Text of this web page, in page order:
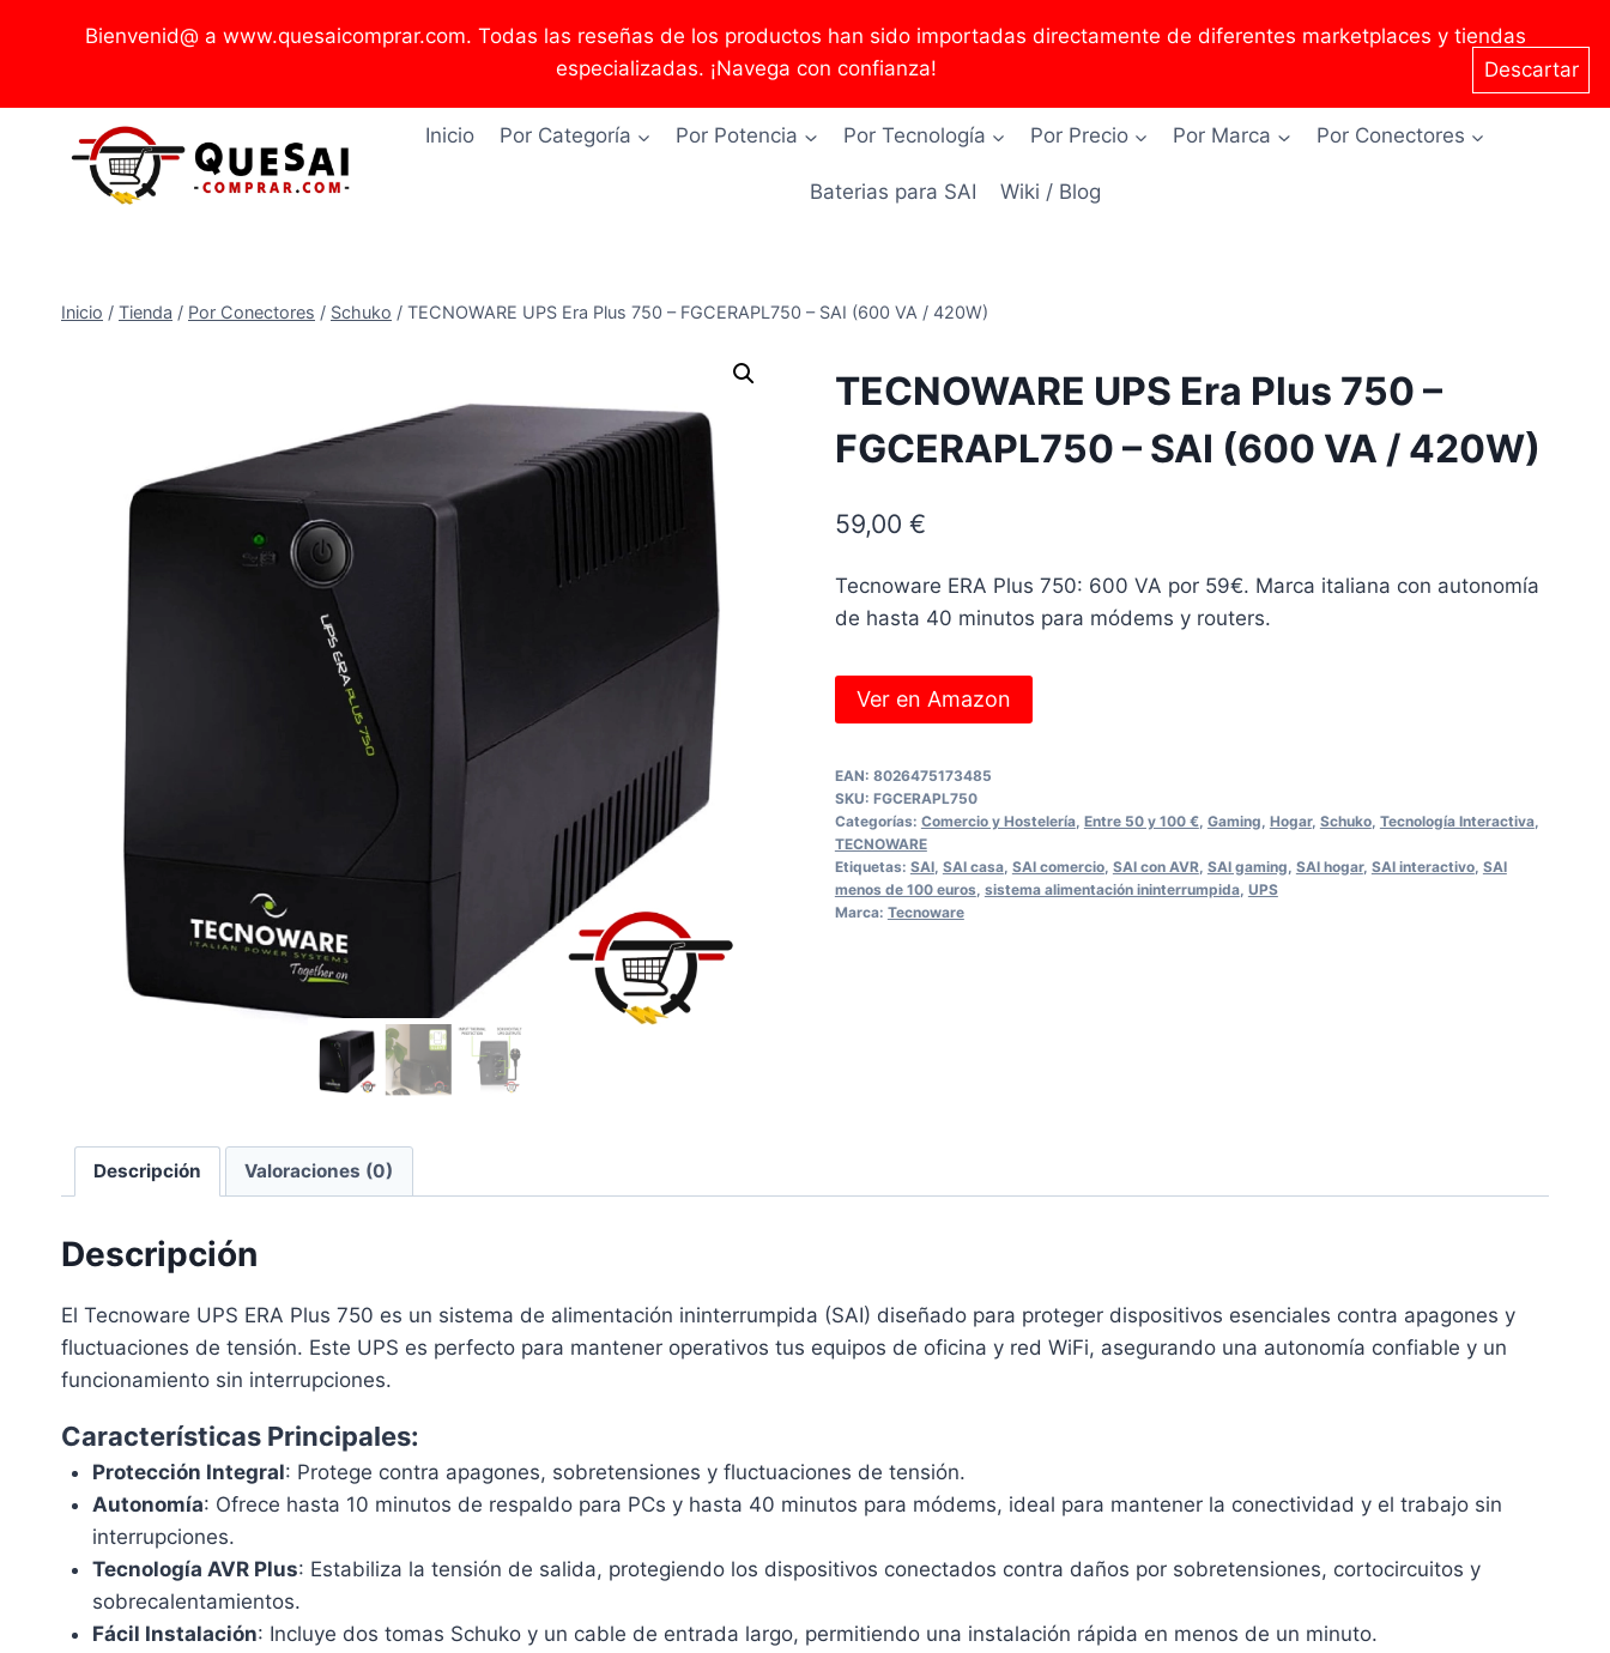
Bienvenid@ a www.quesaicomprar.com. Todas las reseñas de los productos han sido importadas directamente de diferentes marketplaces y tiendas
especializadas. ¡Navega con confianza!
Descartar
Inicio Por Categoría Por Potencia Por Tecnología Por Precio Por Marca Por Conectores
Baterias para SAI Wiki / Blog
Inicio / Tienda / Por Conectores / Schuko / TECNOWARE UPS Era Plus 750 – ‎FGCERAPL750 – SAI (600 VA / 420W)
TECNOWARE UPS Era Plus 750 –
‎FGCERAPL750 – SAI (600 VA / 420W)
59,00 €
Tecnoware ERA Plus 750: 600 VA por 59€. Marca italiana con autonomía
de hasta 40 minutos para módems y routers.
Ver en Amazon
EAN: 8026475173485
SKU: ‎FGCERAPL750
Categorías: Comercio y Hostelería, Entre 50 y 100 €, Gaming Hogar, Schuko, Tecnología Interactiva,
TECNOWARE
Etiquetas: SAI, SAI casa, SAI comercio, SAI con AVR, SAI gaming SAI hogar, SAI interactivo, SAI
menos de 100 euros sistema alimentación ininterrumpida, UPS
Marca: Tecnoware
Descripción Valoraciones (0)
Descripción
El Tecnoware UPS ERA Plus 750 es un sistema de alimentación ininterrumpida (SAI) diseñado para proteger dispositivos esenciales contra apagones y
fluctuaciones de tensión. Este UPS es perfecto para mantener operativos tus equipos de oficina y red WiFi, asegurando una autonomía confiable y un
funcionamiento sin interrupciones.
Características Principales:
Protección Integral: Protege contra apagones, sobretensiones y fluctuaciones de tensión.
Autonomía: Ofrece hasta 10 minutos de respaldo para PCs y hasta 40 minutos para módems, ideal para mantener la conectividad y el trabajo sin
interrupciones.
Tecnología AVR Plus: Estabiliza la tensión de salida, protegiendo los dispositivos conectados contra daños por sobretensiones, cortocircuitos y
sobrecalentamientos.
Fácil Instalación: Incluye dos tomas Schuko y un cable de entrada largo, permitiendo una instalación rápida en menos de un minuto.